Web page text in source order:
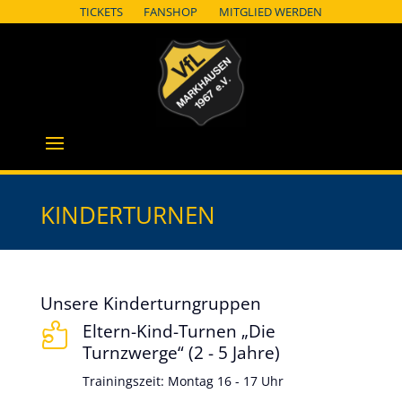
TICKETS FANSHOP MITGLIED WERDEN
KINDERTURNEN
Unsere Kinderturngruppen

Eltern-Kind-Turnen „Die
Turnzwerge“ (2 - 5 Jahre)
Trainingszeit: Montag 16 - 17 Uhr